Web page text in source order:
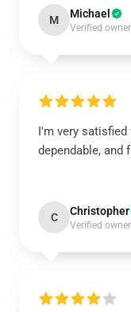
M Michael
Verified owner
I'm very
dependable, and
C Christopher
Verified owner